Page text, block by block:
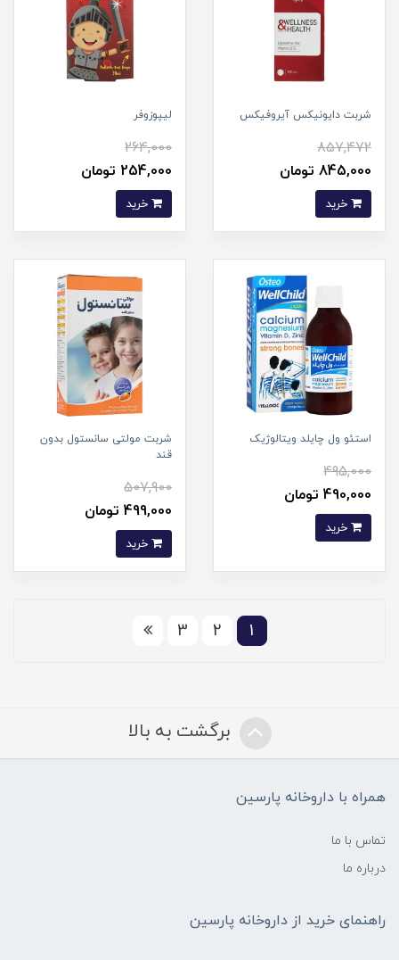
شربت دایونیکس آیروفیکس
857,472
845,000 تومان
لیپوزوفر
264,000
254,000 تومان
استئو ول چایلد ویتالوژیک
495,000
490,000 تومان
شربت مولتی سانستول بدون
قند
507,900
499,000 تومان
1
2
3
برگشت به بالا
همراه با داروخانه پارسین
تماس با ما
درباره ما
راهنمای خرید از داروخانه پارسین